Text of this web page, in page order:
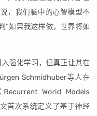
，我们脑中的心智模型不
“如果我这样做，世界将如
强化学习，但真正让其在
Schmidhuber等人在
World Models
首次系统定义了基于神经